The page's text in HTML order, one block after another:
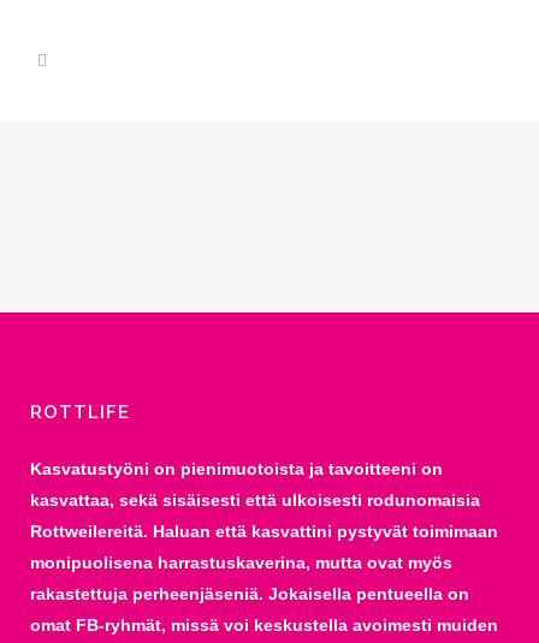
ROTTLIFE
Kasvatustyöni on pienimuotoista ja tavoitteeni on
kasvattaa, sekä sisäisesti että ulkoisesti rodunomaisia
Rottweilereitä. Haluan että kasvattini pystyvät toimimaan
monipuolisena harrastuskaverina, mutta ovat myös
rakastettuja perheenjäseniä. Jokaisella pentueella on
omat FB-ryhmät, missä voi keskustella avoimesti muiden